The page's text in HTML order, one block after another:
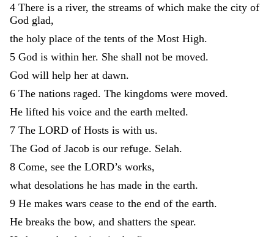
4 There is a river, the streams of which make the city of
God glad,
the holy place of the tents of the Most High.
5 God is within her. She shall not be moved.
God will help her at dawn.
6 The nations raged. The kingdoms were moved.
He lifted his voice and the earth melted.
7 The LORD of Hosts is with us.
The God of Jacob is our refuge. Selah.
8 Come, see the LORD’s works,
what desolations he has made in the earth.
9 He makes wars cease to the end of the earth.
He breaks the bow, and shatters the spear.